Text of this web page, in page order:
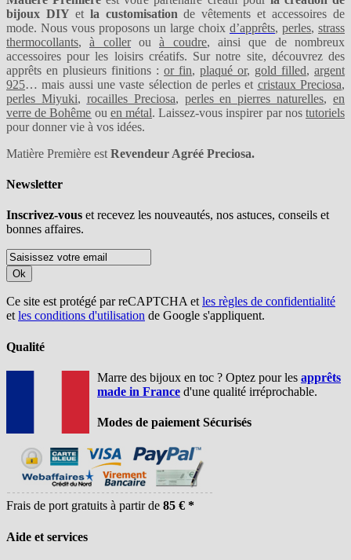
bijoux DIY etla customisation de vêtements et accessoires de
mode. Nous vous proposons un large choix d’apprêts, perles, strass
thermocollants,à collerouà coudre, ainsi que de nombreux
accessoires pour les loisirs créatifs. Sur notre site, découvrez des
apprêts en plusieurs finitions : or fin, plaqué or, gold filled, argent
925… mais aussi une vaste sélection de perles et cristaux Preciosa,
perles Miyuki, rocailles Preciosa, perles en pierres naturelles, en
verre de Bohême ou en métal. Laissez-vous inspirer par nostutoriels
pour donner vie à vos idées.
Matière Première est Revendeur Agréé Preciosa.
Newsletter
Inscrivez-vous et recevez les nouveautés, nos astuces, conseils et
bonnes affaires.
Ok
Ce site est protégé par reCAPTCHA etles règles de confidentialité
etles conditions d'utilisation de Google s'appliquent.
Qualité
Marre des bijoux en toc ? Optez pour les apprêts
made in France d'une qualité irréprochable.
Modes de paiement Sécurisés
Frais de port gratuits à partir de 85 € *
Aide et services